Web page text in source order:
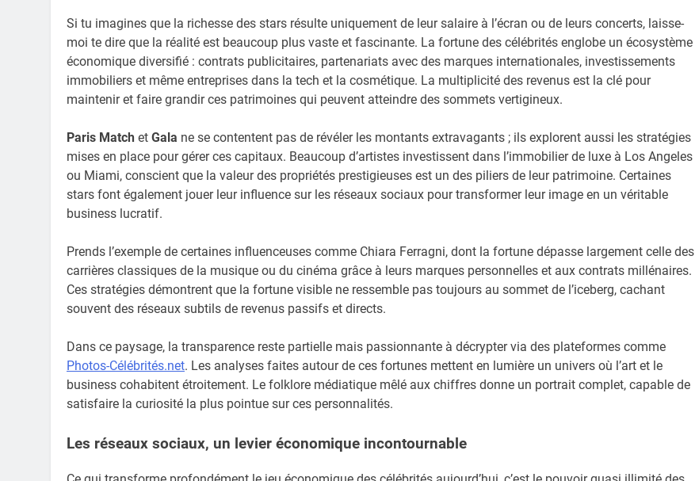
Si tu imagines que la richesse des stars résulte uniquement de leur salaire à l’écran ou de leurs concerts, laisse-
moi te dire que la réalité est beaucoup plus vaste et fascinante. La fortune des célébrités englobe un écosystème
économique diversifié : contrats publicitaires, partenariats avec des marques internationales, investissements
immobiliers et même entreprises dans la tech et la cosmétique. La multiplicité des revenus est la clé pour
maintenir et faire grandir ces patrimoines qui peuvent atteindre des sommets vertigineux.
Paris Match et Gala ne se contentent pas de révéler les montants extravagants ; ils explorent aussi les stratégies
mises en place pour gérer ces capitaux. Beaucoup d’artistes investissent dans l’immobilier de luxe à Los Angeles
ou Miami, conscient que la valeur des propriétés prestigieuses est un des piliers de leur patrimoine. Certaines
stars font également jouer leur influence sur les réseaux sociaux pour transformer leur image en un véritable
business lucratif.
Prends l’exemple de certaines influenceuses comme Chiara Ferragni, dont la fortune dépasse largement celle des
carrières classiques de la musique ou du cinéma grâce à leurs marques personnelles et aux contrats millénaires.
Ces stratégies démontrent que la fortune visible ne ressemble pas toujours au sommet de l’iceberg, cachant
souvent des réseaux subtils de revenus passifs et directs.
Dans ce paysage, la transparence reste partielle mais passionnante à décrypter via des plateformes comme
Photos-Célébrités.net. Les analyses faites autour de ces fortunes mettent en lumière un univers où l’art et le
business cohabitent étroitement. Le folklore médiatique mêlé aux chiffres donne un portrait complet, capable de
satisfaire la curiosité la plus pointue sur ces personnalités.
Les réseaux sociaux, un levier économique incontournable